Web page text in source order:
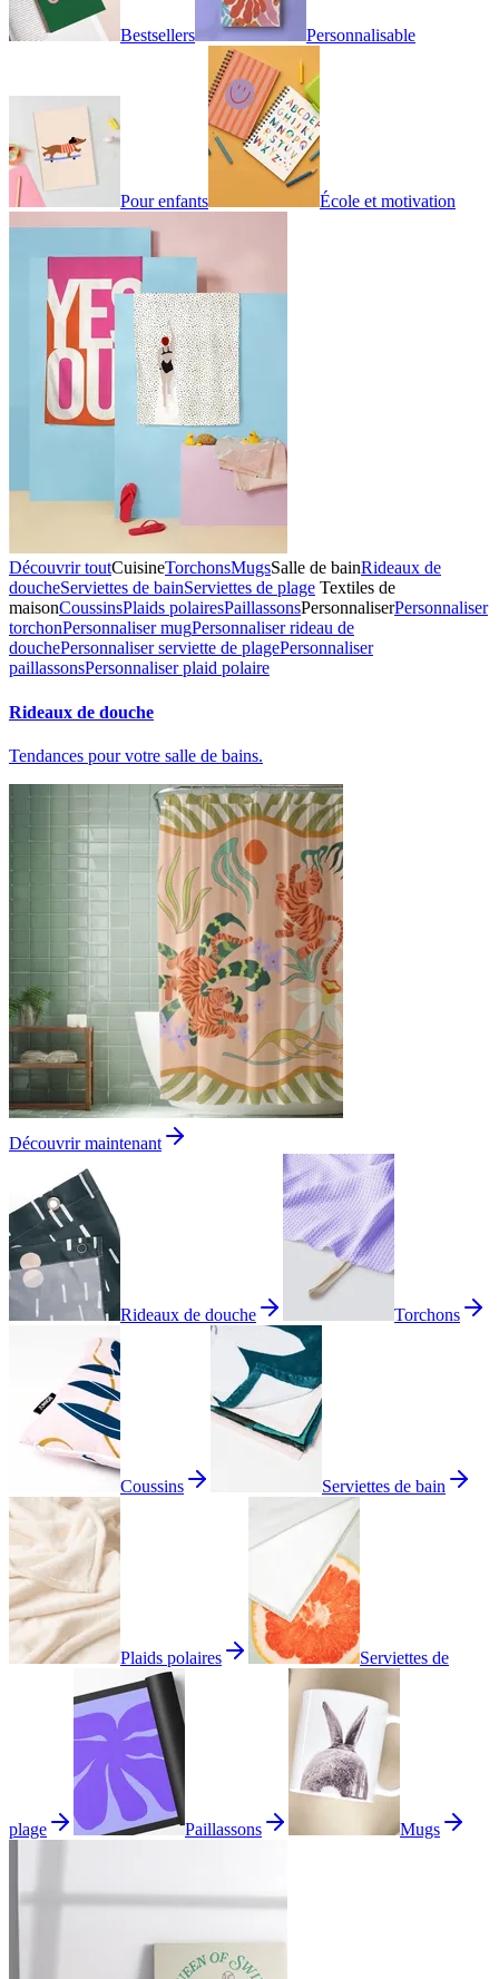
Bestsellers Personnalisable
Pour enfants École et motivation
Découvrir toutCuisineTorchonsMugsSalle de bainRideaux de
doucheServiettes de bainServiettes de plage Textiles de
maisonCoussinsPlaids polairesPaillassonsPersonnaliserPersonnaliser
torchonPersonnaliser mugPersonnaliser rideau de
douchePersonnaliser serviette de plagePersonnaliser
paillassonsPersonnaliser plaid polaire
Rideaux de douche
Tendances pour votre salle de bains.
Découvrir maintenant
Rideaux de douche Torchons
Coussins Serviettes de bain
Plaids polaires Serviettes de
plage Paillassons Mugs